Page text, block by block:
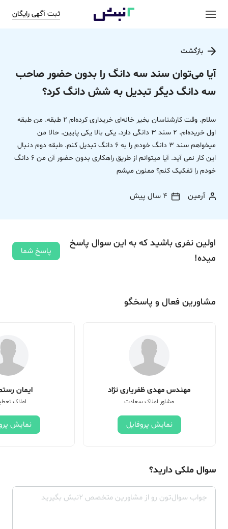
ثبت آگهی رایگان
بازگشت
آیا می‌توان سند سه دانگ را بدون حضور صاحب
سه دانگ دیگر تبدیل به شش دانگ کرد؟
سلام. وقت کارشناسان بخیر خانه‌ای خریداری کرده‌ام 2 طبقه. من طبقه
اول خریده‌ام. 2 سند 3 دانگی دارد. یکی بالا یکی پایین. حالا من
میخواهم سند 3 دانگ خودم را به 6 دانگ تبدیل کنم. طبقه دوم دنبال
این کار نمی آید. آیا میتوانم از طریق راهکاری بدون حضور آن من 6 دانگ
خودم را تفکیک کنم؟ ممنون میشم
آرمین 4 سال پیش
اولین نفری باشید که به این سوال پاسخ
میده!
پاسخ شما
مشاورین فعال و پاسخگو
مهندس مهدی ظفریاری نژاد
مشاور املاک سعادت
نمایش پروفایل
ایمان
املاک
نمایش
سوال ملکی دارید؟